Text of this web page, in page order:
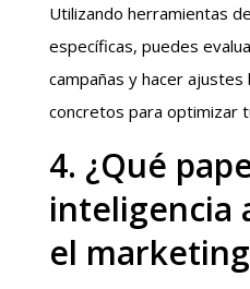
Utilizando herramientas
específicas, puedes
campañas y hacer
concretos para optimizar
4. ¿Qué
inteligencia
el